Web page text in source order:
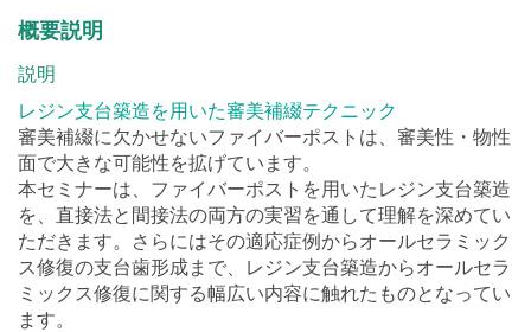
概要説明
説明
レジン支台築造を用いた審美補綴テクニック
審美補綴に欠かせないファイバーポストは、審美性・物性
面で大きな可能性を拡げています。
本セミナーは、ファイバーポストを用いたレジン支台築造
を、直接法と間接法の両方の実習を通して理解を深めてい
ただきます。さらにはその適応症例からオールセラミック
ス修復の支台歯形成まで、レジン支台築造からオールセラ
ミックス修復に関する幅広い内容に触れたものとなってい
ます。